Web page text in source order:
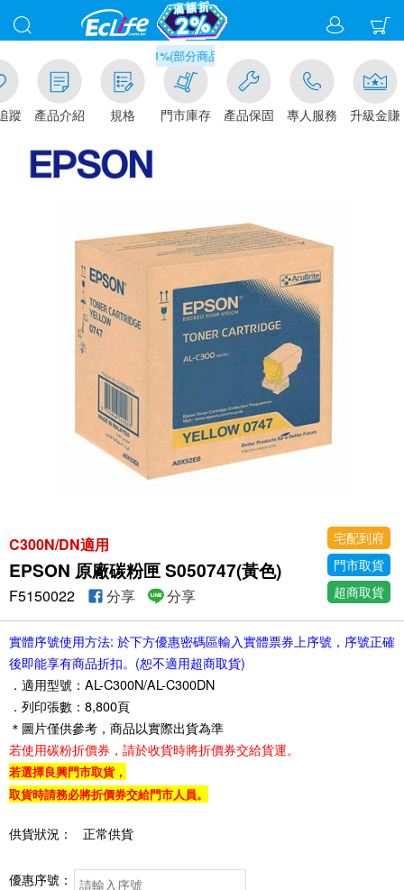
蹤 產品介紹 規格
滿千元門市取貨現折1%(部分商品不適用)-請點我看
門市庫存 產品保固 專人服務 升級金賺
C300N/DN適用
EPSON 原廠碳粉匣 S050747(黃色)
宅配到府
門市取貨
超商取貨
F5150022 分享 分享
實體序號使用方法: 於下方優惠密碼區輸入實體票券上序號，序號正確
後即能享有商品折扣。(恕不適用超商取貨)
．適用型號：AL-C300N/AL-C300DN
．列印張數：8,800頁
＊圖片僅供參考，商品以實際出貨為準
若使用碳粉折價券，請於收貨時將折價券交給貨運。
若選擇良興門市取貨，
取貨時請務必將折價券交給門市人員。
供貨狀況： 正常供貨
優惠序號：